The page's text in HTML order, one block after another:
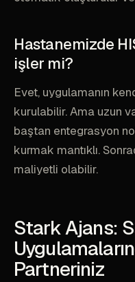
Hastanemizde
işler mi?
Evet, uygulamanın
kurulabilir. Ama uzun
baştan entegrasyon
kurmak mantıklı.
maliyetli olabilir.
Stark Ajans:
Partneriniz